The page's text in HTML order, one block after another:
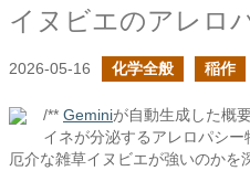
イヌビエのアレロ
2026-05-16 化学全般 稲作
/** Geminiが自動生成した概
イネが分泌するアレロパシ
厄介な雑草イヌビエが強いのか